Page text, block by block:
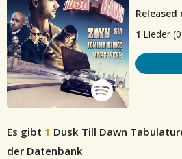
Released
1 Lieder
Es gibt 1 Dusk Till Dawn
der Datenbank